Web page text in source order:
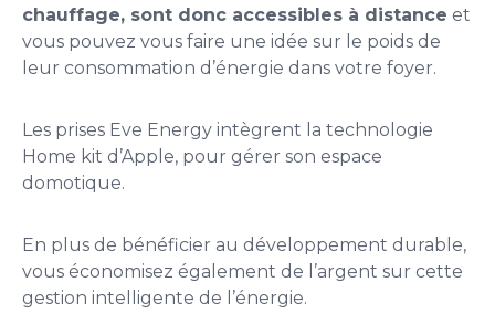
chauffage, sont donc accessibles à distance et
vous pouvez vous faire une idée sur le poids de
leur consommation d’énergie dans votre foyer.
Les prises Eve Energy intègrent la technologie
Home kit d’Apple, pour gérer son espace
domotique.
En plus de bénéficier au développement durable,
vous économisez également de l’argent sur cette
gestion intelligente de l’énergie.